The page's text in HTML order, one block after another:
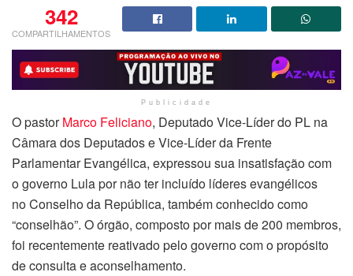
342
COMPARTILHAMENTOS
Publicidade
O pastorMarco Feliciano, Deputado Vice-Líder do PL na
Câmara dos Deputados e Vice-Líder da Frente
Parlamentar Evangélica, expressou sua insatisfação com
o governo Lula por não ter incluído líderes evangélicos
no Conselho da República, também conhecido como
“conselhão”. O órgão, composto por mais de 200 membros,
foi recentemente reativado pelo governo com o propósito
de consulta e aconselhamento.